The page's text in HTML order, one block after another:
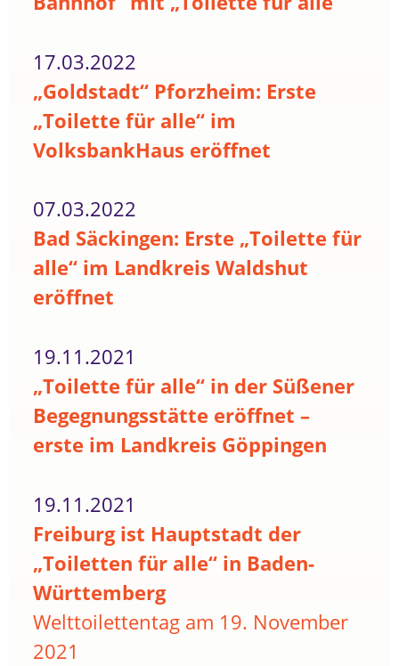
17.03.2022
„Goldstadt“ Pforzheim: Erste
„Toilette für alle“ im
VolksbankHaus eröffnet
07.03.2022
Bad Säckingen: Erste „Toilette für
alle“ im Landkreis Waldshut
eröffnet
19.11.2021
„Toilette für alle“ in der Süßener
Begegnungsstätte eröffnet –
erste im Landkreis Göppingen
19.11.2021
Freiburg ist Hauptstadt der
„Toiletten für alle“ in Baden-
Württemberg
Welttoilettentag am 19. November
2021